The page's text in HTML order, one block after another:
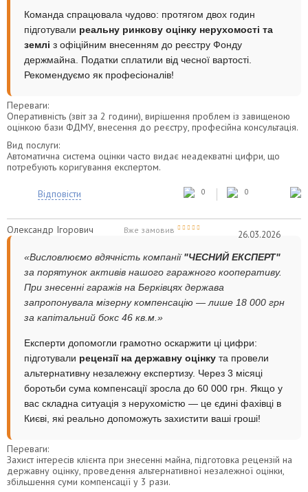
Команда спрацювала чудово: протягом двох годин
підготували реальну ринкову оцінку нерухомості та
землі з офіційним внесенням до реєстру Фонду
держмайна. Податки сплатили від чесної вартості.
Рекомендуємо як професіоналів!
Переваги:
Оперативність (звіт за 2 години), вирішення проблем із завищеною
оцінкою бази ФДМУ, внесення до реєстру, професійна консультація.
Вид послуги:
Автоматична система оцінки часто видає неадекватні цифри, що
потребують коригування експертом.
Відповісти 0 0
26.03.2026
Олександр Ігорович Вже замовив
«Висловлюємо вдячність компанії"ЧЕСНИЙ ЕКСПЕРТ"
за порятунок активів нашого гаражного кооперативу.
При знесенні гаражів на Берківцях держава
запропонувала мізерну компенсацію — лише 18 000 грн
за капітальний бокс 46 кв.м.»
Експерти допомогли грамотно оскаржити ці цифри:
підготували рецензії на державну оцінку та провели
альтернативну незалежну експертизу. Через 3 місяці
боротьби сума компенсації зросла до 60 000 грн. Якщо у
вас складна ситуація з нерухомістю — це єдині фахівці в
Києві, які реально допоможуть захистити ваші гроші!
Переваги:
Захист інтересів клієнта при знесенні майна, підготовка рецензій на
державну оцінку, проведення альтернативної незалежної оцінки,
збільшення суми компенсації у 3 рази.